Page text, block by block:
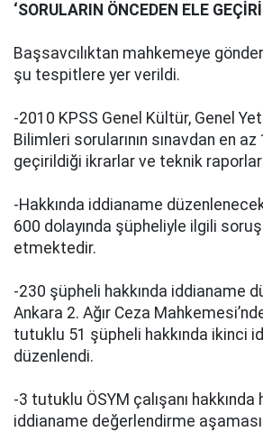
‘SORULARIN ÖNCEDEN ELE
Başsavcılıktan mahkemeye
şu tespitlere yer verildi.
-2010 KPSS Genel Kültür, Genel
Bilimleri sorularının sınavdan en
geçirildiği ikrarlar ve teknik
-Hakkında iddianame
600 dolayında şüpheliyle ilgili
etmektedir.
-230 şüpheli hakkında iddianame
Ankara 2. Ağır Ceza
tutuklu 51 şüpheli hakkında ikinci
düzenlendi.
-3 tutuklu ÖSYM çalışanı hakkında
iddianame değerlendirme